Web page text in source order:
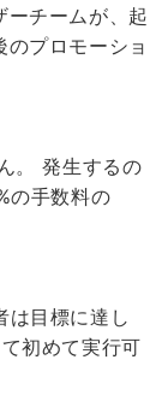
ーチームが、起
プロモーショ
。 発生するの
の手数料の
目標に達し
初めて実行可